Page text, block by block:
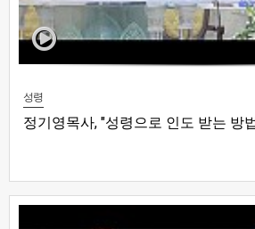
성령
정기영목사, "성령으로 인도 받는 방